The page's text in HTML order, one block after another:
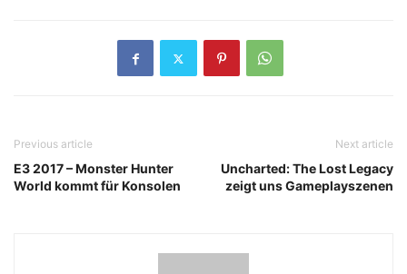
Previous article
E3 2017 – Monster Hunter
World kommt für Konsolen
Next article
Uncharted: The Lost Legacy
zeigt uns Gameplayszenen